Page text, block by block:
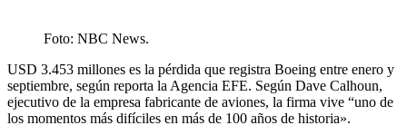
Foto: NBC News.
USD 3.453 millones es la pérdida que registra Boeing entre enero y
septiembre, según reporta la Agencia EFE. Según Dave Calhoun,
ejecutivo de la empresa fabricante de aviones, la firma vive “uno de
los momentos más difíciles en más de 100 años de historia».